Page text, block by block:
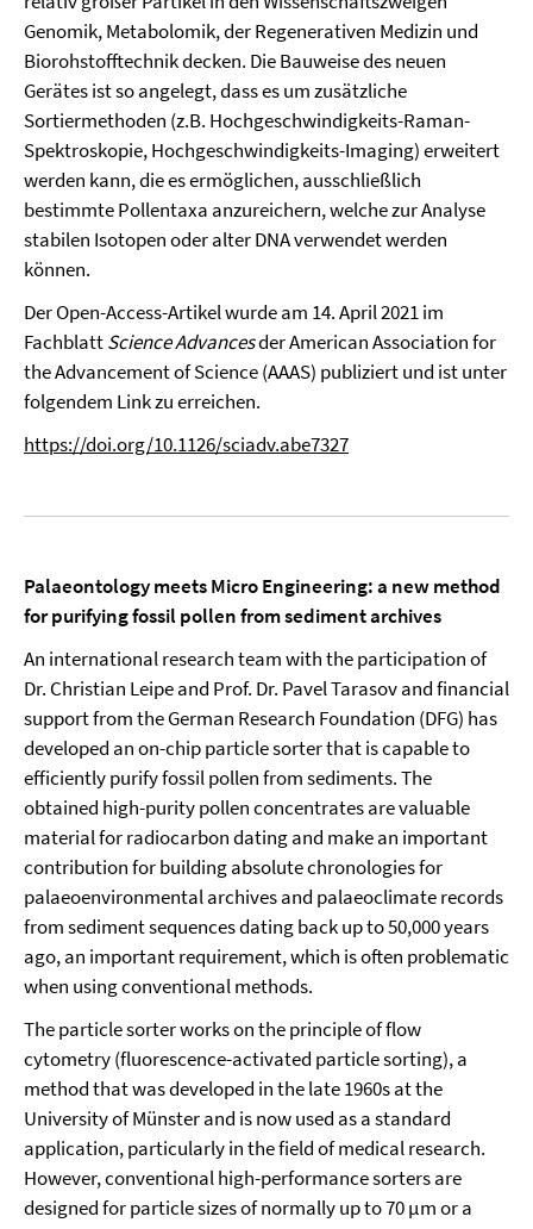
Genomik, Metabolomik, der Regenerativen Medizin und
Biorohstofftechnik decken. Die Bauweise des neuen
Gerätes ist so angelegt, dass es um zusätzliche
Sortiermethoden (z.B. Hochgeschwindigkeits-Raman-
Spektroskopie, Hochgeschwindigkeits-Imaging) erweitert
werden kann, die es ermöglichen, ausschließlich
bestimmte Pollentaxa anzureichern, welche zur Analyse
stabilen Isotopen oder alter DNA verwendet werden
können.
Der Open-Access-Artikel wurde am 14. April 2021 im
FachblattScience Advancesder American Association for
the Advancement of Science (AAAS) publiziert und ist unter
folgendem Link zu erreichen.
https://doi.org/10.1126/sciadv.abe7327
Palaeontology meets Micro Engineering: a new method
for purifying fossil pollen from sediment archives
An international research team with the participation of
Dr. Christian Leipe and Prof. Dr. Pavel Tarasov and financial
support from the German Research Foundation (DFG) has
developed an on-chip particle sorter that is capable to
efficiently purify fossil pollen from sediments. The
obtained high-purity pollen concentrates are valuable
material for radiocarbon dating and make an important
contribution for building absolute chronologies for
palaeoenvironmental archives and palaeoclimate records
from sediment sequences dating back up to 50,000 years
ago, an important requirement, which is often problematic
when using conventional methods.
The particle sorter works on the principle of flow
cytometry (fluorescence-activated particle sorting), a
method that was developed in the late 1960s at the
University of Münster and is now used as a standard
application, particularly in the field of medical research.
However, conventional high-performance sorters are
designed for particle sizes of normally up to 70 µm or a